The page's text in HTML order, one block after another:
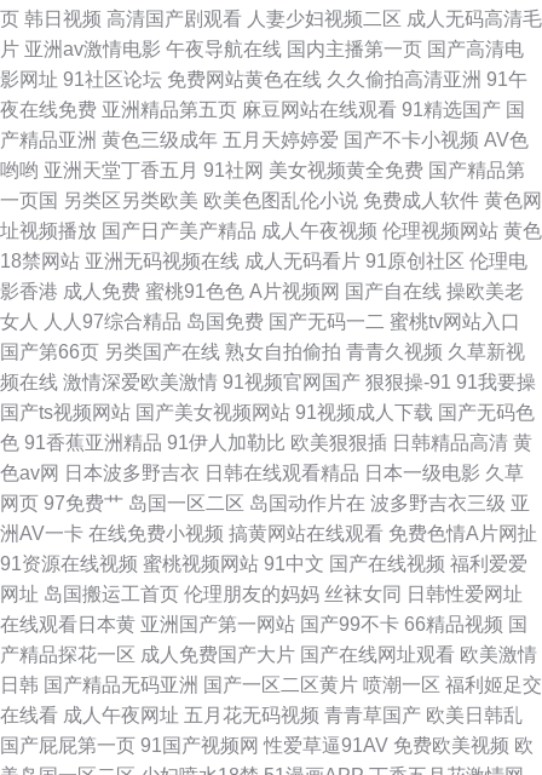
页 韩日视频 高清国产剧观看 人妻少妇视频二区 成人无码高清毛
片 亚洲av激情电影 午夜导航在线 国内主播第一页 国产高清电
影网址 91社区论坛 免费网站黄色在线 久久偷拍高清亚洲 91午
夜在线免费 亚洲精品第五页 麻豆网站在线观看 91精选国产 国
产精品亚洲 黄色三级成年 五月天婷婷爱 国产不卡小视频 AV色
哟哟 亚洲天堂丁香五月 91社网 美女视频黄全免费 国产精品第
一页国 另类区另类欧美 欧美色图乱伦小说 免费成人软件 黄色网
址视频播放 国产日产美产精品 成人午夜视频 伦理视频网站 黄色
18禁网站 亚洲无码视频在线 成人无码看片 91原创社区 伦理电
影香港 成人免费 蜜桃91色色 A片视频网 国产自在线 操欧美老
女人
人人97综合精品 岛国免费 国产无码一二 蜜桃tv网站入口
国产第66页 另类国产在线 熟女自拍偷拍 青青久视频 久草新视
频在线 激情深爱欧美激情 91视频官网国产 狠狠操-91 91我要操
国产ts视频网站 国产美女视频网站 91视频成人下载 国产无码色
色 91香蕉亚洲精品 91伊人加勒比 欧美狠狠插 日韩精品高清 黄
色av网 日本波多野吉衣 日韩在线观看精品 日本一级电影 久草
网页 97免费艹 岛国一区二区 岛国动作片在 波多野吉衣三级 亚
洲AV一卡 在线免费小视频 搞黄网站在线观看 免费色情A片网扯
91资源在线视频 蜜桃视频网站 91中文 国产在线视频 福利爱爱
网址 岛国搬运工首页 伦理朋友的妈妈 丝袜女同 日韩性爱网址
在线观看日本黄 亚洲国产第一网站 国产99不卡 66精品视频 国
产精品探花一区 成人免费国产大片 国产在线网址观看 欧美激情
日韩 国产精品无码亚洲 国产一区二区黄片 喷潮一区 福利姬足交
在线看 成人午夜网址 五月花无码视频 青青草国产 欧美日韩乱
国产屁屁第一页 91国产视频网 性爱草逼91AV 免费欧美视频 欧